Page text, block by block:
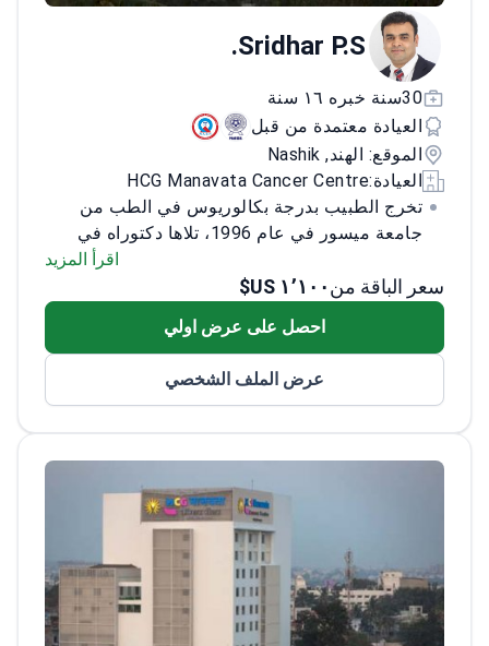
Sridhar P.S.
30سنة خبره ١٦ سنة
العيادة معتمدة من قبل
الموقع: الهند, Nashik
العيادة:HCG Manavata Cancer Centre
تخرج الطبيب بدرجة بكالوريوس في الطب من
جامعة ميسور في عام 1996، تلاها دكتوراه في
الطب في العلاج الإشعاعي من جامعة باناراس
في العلاج الإشعاعي في عام 2004.<\/p>
ذلك جمعية علاج الأورام بالإشعاع في الهند،
اقرأ المزيد
سعر الباقة من١٬١٠٠ US$
احصل على عرض اولي
عرض الملف الشخصي